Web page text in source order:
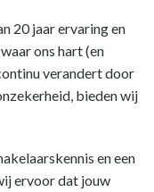
20 jaar ervaring en
ons hart (en
verandert door
bieden wij
en een
ervoor dat jouw